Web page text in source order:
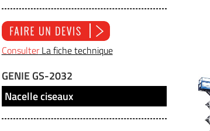
ConsulterLa fiche technique
GENIE GS-2032
Nacelle ciseaux